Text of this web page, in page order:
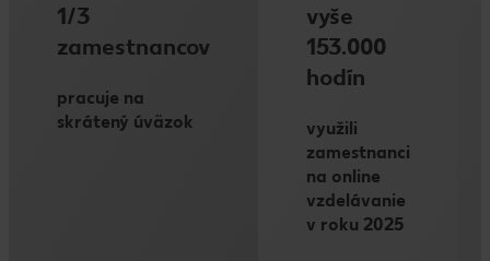
1/3
zamestnancov
pracuje na
skrátený úväzok
vyše
153.000
hodín
využili
zamestnanci
na online
vzdelávanie
v roku 2025